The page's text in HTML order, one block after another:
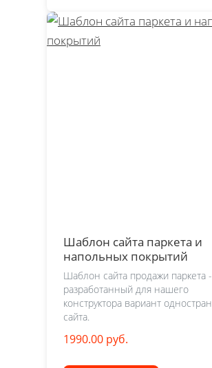
Шаблон сайта паркета и
напольных покрытий
Шаблон сайта продажи паркета
разработанный для нашего
конструктора вариант
сайта.
1990.00 руб.